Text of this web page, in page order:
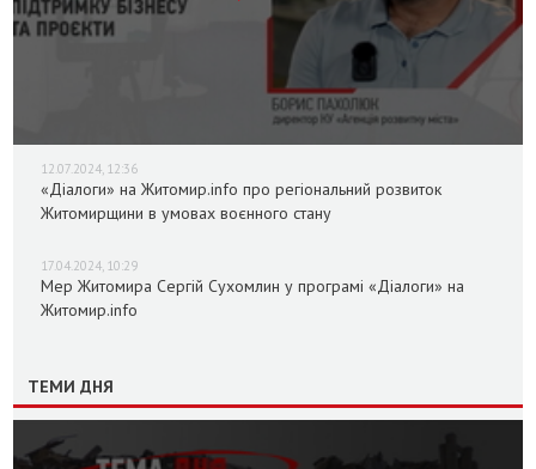
12.07.2024, 12:36
«Діалоги» на Житомир.info про регіональний розвиток
Житомирщини в умовах воєнного стану
17.04.2024, 10:29
Мер Житомира Сергій Сухомлин у програмі «Діалоги» на
Житомир.info
ТЕМИ ДНЯ